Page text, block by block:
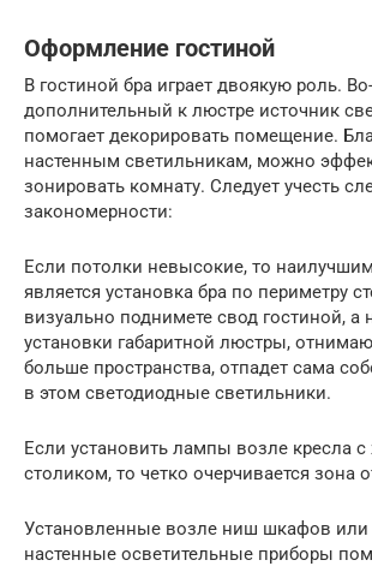
Оформление гостиной
В гостиной бра играет двоякую роль.
дополнительный к люстре источник
помогает декорировать помещение.
настенным светильникам, можно
зонировать комнату. Следует учесть
закономерности:
Если потолки невысокие, то
является установка бра по периметру
визуально поднимете свод гостиной, а
установки габаритной люстры,
больше пространства, отпадет сама
в этом светодиодные светильники.
Если установить лампы возле кресла
столиком, то четко очерчивается зона
Установленные возле ниш шкафов или
настенные осветительные приборы